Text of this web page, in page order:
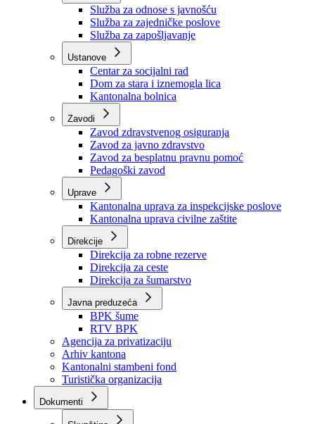
Organizacije
Službe
Služba za odnose s javnošću
Služba za zajedničke poslove
Služba za zapošljavanje
Ustanove
Centar za socijalni rad
Dom za stara i iznemogla lica
Kantonalna bolnica
Zavodi
Zavod zdravstvenog osiguranja
Zavod za javno zdravstvo
Zavod za besplatnu pravnu pomoć
Pedagoški zavod
Kantonalna uprava za inspekcijske poslove
Kantonalna uprava civilne zaštite
Direkcije
Direkcija za robne rezerve
Direkcija za ceste
Direkcija za šumarstvo
Javna preduzeća
BPK šume
RTV BPK
Agencija za privatizaciju
Arhiv kantona
Kantonalni stambeni fond
Turistička organizacija